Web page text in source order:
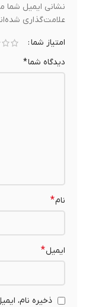
نشانی ایمیل شما
علامت‌گذاری شده‌اند*
امتیاز شما
دیدگاه شما*
ایمیل*
ذخیره نام، ایمیل